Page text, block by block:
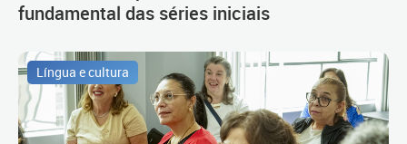
fundamental das séries iniciais
Língua e cultura